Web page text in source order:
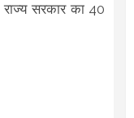
सरकार का 40